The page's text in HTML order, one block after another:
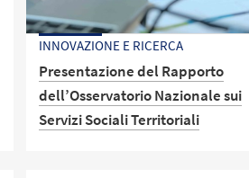
INNOVAZIONE E RICERCA
Presentazione del Rapporto
dell’Osservatorio Nazionale sui
Servizi Sociali Territoriali